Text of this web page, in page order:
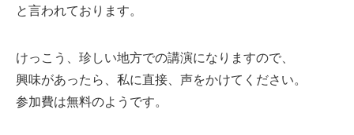
と言われております。
けっこう、珍しい地方での講演になりますので、
興味があったら、私に直接、声をかけてください。
参加費は無料のようです。